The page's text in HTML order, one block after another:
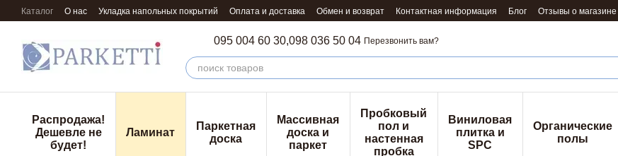
Перейти к основному контенту
Каталог О нас Укладка напольных покрытий Оплата и доставка Обмен и возврат Контактная информация Блог Отзывы о магазине
095 004 60 30,098 036 50 04 Перезвонить вам?
Распродажа!
Дешевле не
будет!
Ламинат
Паркетная
доска
Массивная
доска и
паркет
Пробковый
пол и
настенная
пробка
Виниловая
плитка и
SPC
Органические
полы